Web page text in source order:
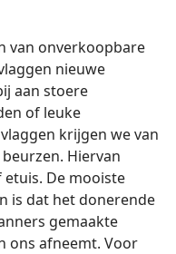
van onverkoopbare
nieuwe
aan stoere
of leuke
krijgen we van
Hiervan
De mooiste
is dat het donerende
gemaakte
ons afneemt. Voor